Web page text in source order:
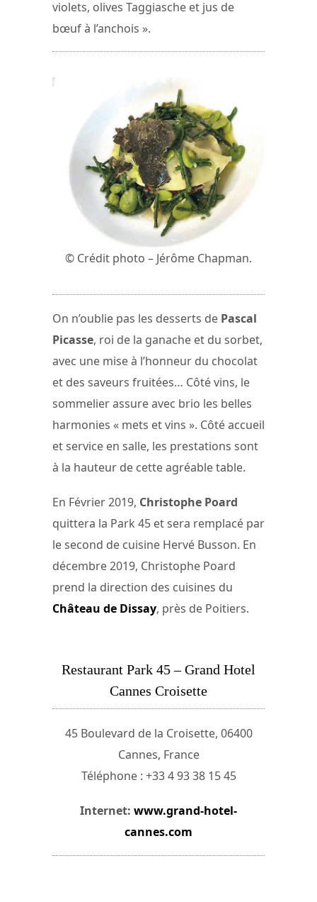
violets, olives Taggiasche et jus de
bœuf à l’anchois ».
© Crédit photo – Jérôme Chapman.
On n’oublie pas les desserts de Pascal
Picasse, roi de la ganache et du sorbet,
avec une mise à l’honneur du chocolat
et des saveurs fruitées… Côté vins, le
sommelier assure avec brio les belles
harmonies « mets et vins ». Côté accueil
et service en salle, les prestations sont
à la hauteur de cette agréable table.
En Février 2019, Christophe Poard
quittera la Park 45 et sera remplacé par
le second de cuisine Hervé Busson. En
décembre 2019, Christophe Poard
prend la direction des cuisines du
Château de Dissay, près de Poitiers.
Restaurant Park 45 – Grand Hotel
Cannes Croisette
45 Boulevard de la Croisette, 06400
Cannes, France
Téléphone : +33 4 93 38 15 45
Internet: www.grand-hotel-
cannes.com